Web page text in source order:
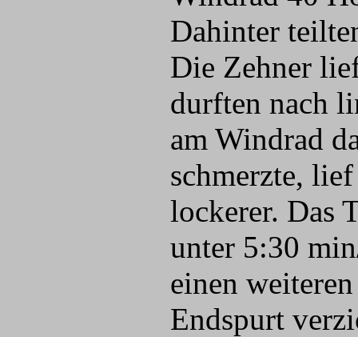
Dahinter
Die Zehner
durften nach
am Windrad
schmerzte,
lockerer. Das
unter 5:30
einen
Endspurt